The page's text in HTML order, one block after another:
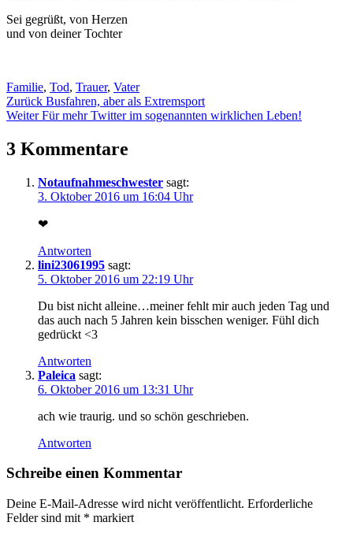
Sei gegrüßt, von Herzen
und von deiner Tochter
Familie, Tod, Trauer, Vater
Beitragsnavigation
Zurück Busfahren, aber als Extremsport
Weiter Für mehr Twitter im sogenannten wirklichen Leben!
3 Kommentare
Notaufnahmeschwester sagt:
3. Oktober 2016 um 16:04 Uhr
❤
Antworten
lini23061995 sagt:
5. Oktober 2016 um 22:19 Uhr
Du bist nicht alleine…meiner fehlt mir auch jeden Tag und
das auch nach 5 Jahren kein bisschen weniger. Fühl dich
gedrückt <3
Antworten
Paleica sagt:
6. Oktober 2016 um 13:31 Uhr
ach wie traurig. und so schön geschrieben.
Antworten
Schreibe einen Kommentar
Deine E-Mail-Adresse wird nicht veröffentlicht. Erforderliche
Felder sind mit * markiert